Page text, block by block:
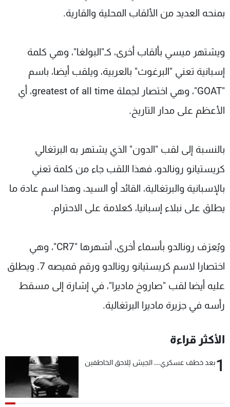
بمنحه العديد من الألقاب المحلية والقارية.
ويشتهر ميسي بألقاب أخرى، كـ"البولغا"، وهي كلمة
إسبانية تعني "البرغوث" بالعربية، ويلقب أيضا، باسم
"GOAT"، وهي اختصار لجملة greatest of all time، أي
الأعظم على مدار التاريخ.
بالنسبة إلى لقب "الدون" الذي يشتهر به البرتغالي
كريستيانو رونالدو، فهذا اللقب جاء من كلمة تعني
بالإسبانية والبرتغالية، القائد أو السيد، وهذا اسم عادة ما
يطلق على نبلاء إسبانيا، كعلامة على الاحترام.
ويُعرَف رونالدو بأسماء أخرى، أشهرها "CR7"، وهي
اختصارا لاسم كريستيانو رونالدو ورقم قميصه 7. ويطلق
عليه أيضا لقب "صاروخ ماديرا"، في إشارة إلى مسقط
رأسه في جزيرة ماديرا البرتغالية.
الأكثر قراءة
1بعد خطف عسكري... الجيش يُلاحق الخاطفين